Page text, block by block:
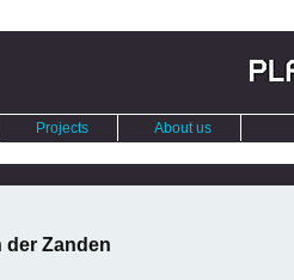
Projects About us
der Zanden